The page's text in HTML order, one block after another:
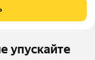
кто ищет комфортное
упускайте